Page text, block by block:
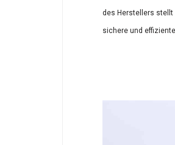
des Herstellers stellt
sichere und